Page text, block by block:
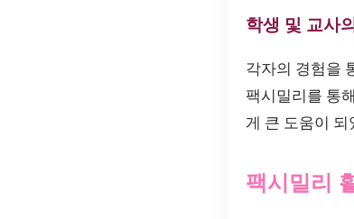
학생 및 교사
각자의 경험을
팩시밀리를 통
게 큰 도움이 되
팩시밀리